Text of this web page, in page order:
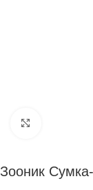
Зооник